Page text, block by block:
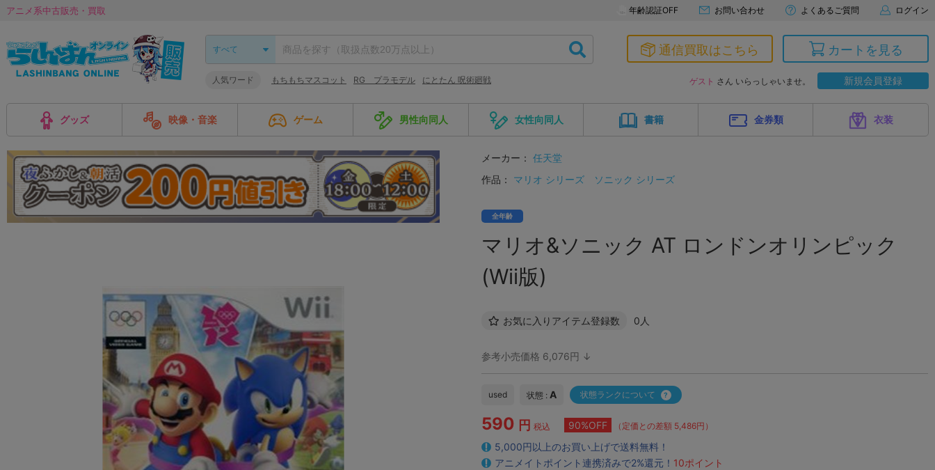
アニメ系中古販売・買取 年齢認証OFF お問い合わせ よくあるご質問 ログイン
人気ワード もちもちマスコット RG プラモデル にとたん 呪術廻戦
通信買取はこちら カートを見る
ゲスト さん いらっしゃいませ。 新規会員登録
グッズ 映像・音楽 ゲーム 男性向同人 女性向同人 書籍 金券類 衣装
メーカー： 任天堂
作品：
マリオ シリーズ ソニック シリーズ
全年齢
マリオ&ソニック AT ロンドンオリンピック
(Wii版)
お気に入りアイテム登録数 0人
参考小売価格 6,076円 ↓
used 状態 : A 状態ランクについて
590 円 税込 90%OFF （定価との差額 5,486円）
5,000円以上のお買い上げで送料無料！
アニメイトポイント連携済みで2%還元！ 10ポイント